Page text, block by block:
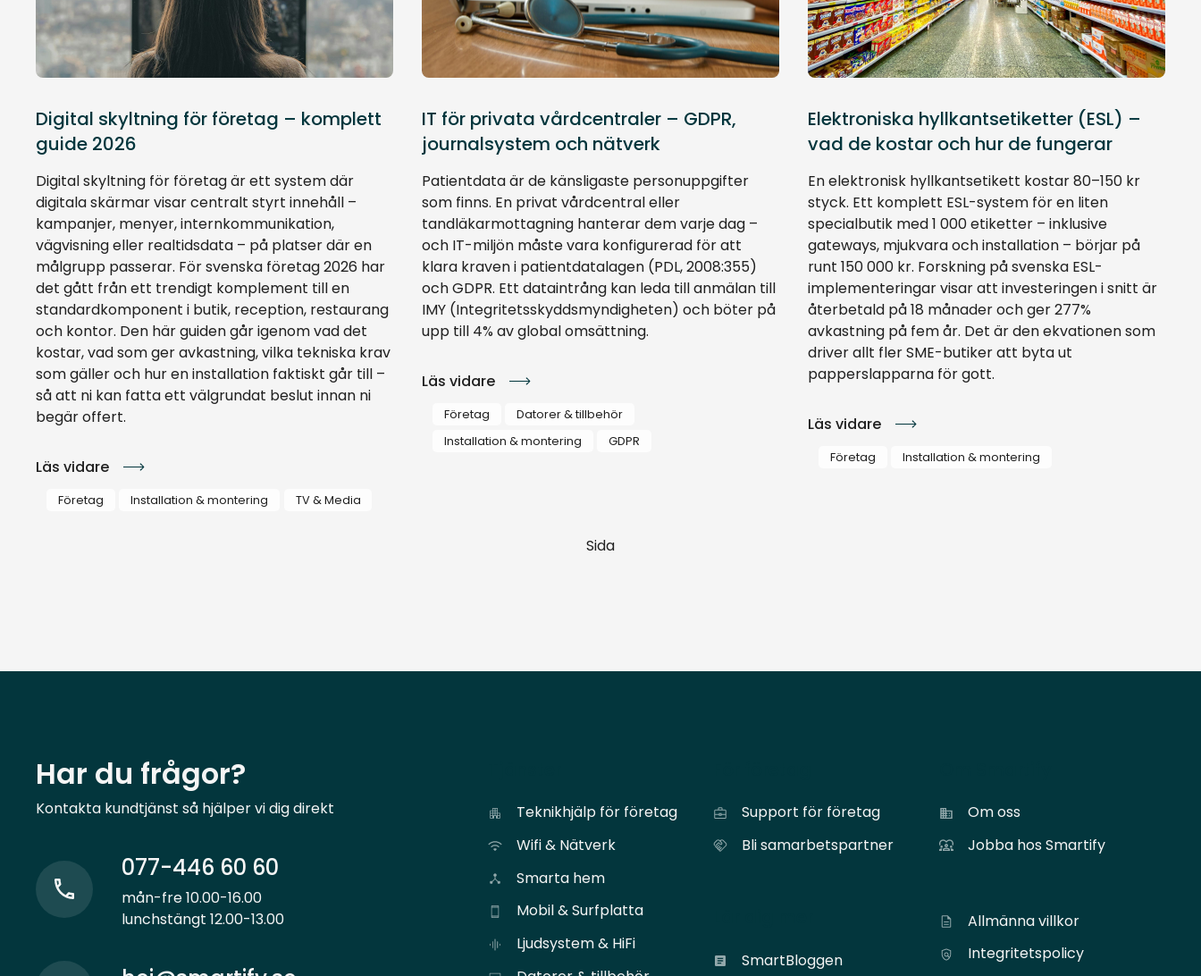
Digital skyltning för företag – komplett
guide 2026
Digital skyltning för företag är ett system där
digitala skärmar visar centralt styrt innehåll –
kampanjer, menyer, internkommunikation,
vägvisning eller realtidsdata – på platser där en
målgrupp passerar. För svenska företag 2026 har
det gått från ett trendigt komplement till en
standardkomponent i butik, reception, restaurang
och kontor. Den här guiden går igenom vad det
kostar, vad som ger avkastning, vilka tekniska krav
som gäller och hur en installation faktiskt går till –
så att ni kan fatta ett välgrundat beslut innan ni
begär offert.
Läs vidare
Företag Installation & montering TV & Media
IT för privata vårdcentraler – GDPR,
journalsystem och nätverk
Patientdata är de känsligaste personuppgifter
som finns. En privat vårdcentral eller
tandläkarmottagning hanterar dem varje dag –
och IT-miljön måste vara konfigurerad för att
klara kraven i patientdatalagen (PDL, 2008:355)
och GDPR. Ett dataintrång kan leda till anmälan till
IMY (Integritetsskyddsmyndigheten) och böter på
upp till 4% av global omsättning.
Läs vidare
Företag
Datorer & tillbehör
Installation & montering
GDPR
Elektroniska hyllkantsetiketter (ESL) –
vad de kostar och hur de fungerar
En elektronisk hyllkantsetikett kostar 80–150 kr
styck. Ett komplett ESL-system för en liten
specialbutik med 1 000 etiketter – inklusive
gateways, mjukvara och installation – börjar på
runt 150 000 kr. Forskning på svenska ESL-
implementeringar visar att investeringen i snitt är
återbetald på 18 månader och ger 277%
avkastning på fem år. Det är den ekvationen som
driver allt fler SME-butiker att byta ut
papperslapparna för gott.
Läs vidare
Företag Installation & montering
Sida
Har du frågor?
Kontakta kundtjänst så hjälper vi dig direkt
077-446 60 60
mån-fre 10.00-16.00
lunchstängt 12.00-13.00
Teknikhjälp för företag
Wifi & Nätverk
Smarta hem
Mobil & Surfplatta
Ljudsystem & HiFi
Support för företag
Bli samarbetspartner
SmartBloggen
Om oss
Jobba hos Smartify
Allmänna villkor
Integritetspolicy